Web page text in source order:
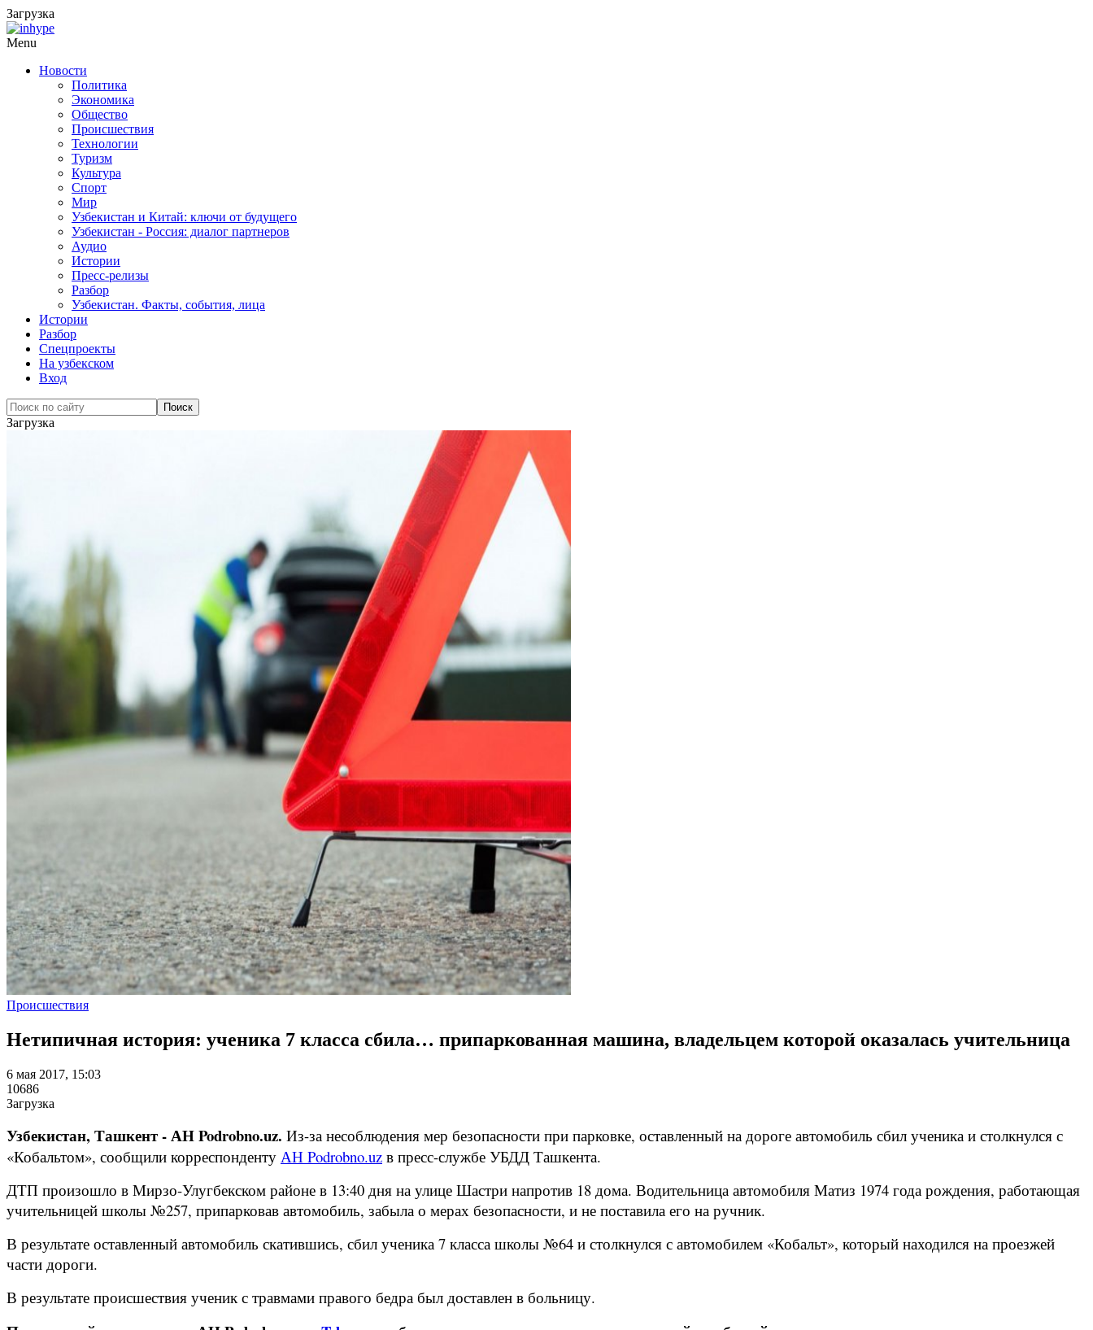
Загрузка
Menu
Новости
Политика
Экономика
Общество
Происшествия
Технологии
Туризм
Культура
Спорт
Мир
Узбекистан и Китай: ключи от будущего
Узбекистан - Россия: диалог партнеров
Аудио
Истории
Пресс-релизы
Разбор
Узбекистан. Факты, события, лица
Истории
Разбор
Спецпроекты
На узбекском
Вход
Загрузка
Происшествия
Нетипичная история: ученика 7 класса сбила… припаркованная машина, владельцем которой оказалась учительница
6 мая 2017, 15:03
10686
Загрузка
Узбекистан, Ташкент - АН Podrobno.uz. Из-за несоблюдения мер безопасности при парковке, оставленный на дороге автомобиль сбил ученика и столкнулся с
«Кобальтом», сообщили корреспонденту АН Podrobno.uz в пресс-службе УБДД Ташкента.
ДТП произошло в Мирзо-Улугбекском районе в 13:40 дня на улице Шастри напротив 18 дома. Водительница автомобиля Матиз 1974 года рождения, работающая
учительницей школы №257, припарковав автомобиль, забыла о мерах безопасности, и не поставила его на ручник.
В результате оставленный автомобиль скатившись, сбил ученика 7 класса школы №64 и столкнулся с автомобилем «Кобальт», который находился на проезжей
части дороги.
В результате происшествия ученик с травмами правого бедра был доставлен в больницу.